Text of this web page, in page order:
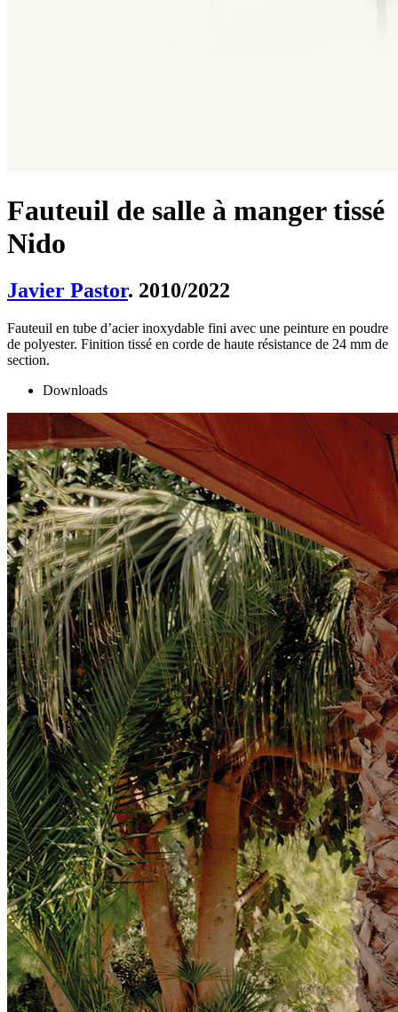
Fauteuil de salle à manger tissé
Nido
Javier Pastor. 2010/2022
Fauteuil en tube d’acier inoxydable fini avec une peinture en poudre
de polyester. Finition tissé en corde de haute résistance de 24 mm de
section.
Downloads